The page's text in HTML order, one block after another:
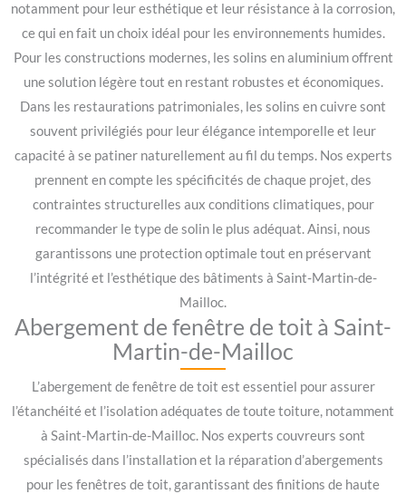
notamment pour leur esthétique et leur résistance à la corrosion,
ce qui en fait un choix idéal pour les environnements humides.
Pour les constructions modernes, les solins en aluminium offrent
une solution légère tout en restant robustes et économiques.
Dans les restaurations patrimoniales, les solins en cuivre sont
souvent privilégiés pour leur élégance intemporelle et leur
capacité à se patiner naturellement au fil du temps. Nos experts
prennent en compte les spécificités de chaque projet, des
contraintes structurelles aux conditions climatiques, pour
recommander le type de solin le plus adéquat. Ainsi, nous
garantissons une protection optimale tout en préservant
l’intégrité et l’esthétique des bâtiments à Saint-Martin-de-
Mailloc.
Abergement de fenêtre de toit à Saint-
Martin-de-Mailloc
L’abergement de fenêtre de toit est essentiel pour assurer
l’étanchéité et l’isolation adéquates de toute toiture, notamment
à Saint-Martin-de-Mailloc. Nos experts couvreurs sont
spécialisés dans l’installation et la réparation d’abergements
pour les fenêtres de toit, garantissant des finitions de haute